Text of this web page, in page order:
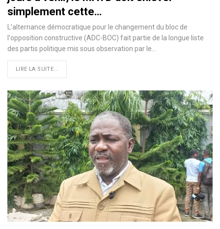
simplement cette…
L’alternance démocratique pour le changement du bloc de
l'opposition constructive (ADC-BOC) fait partie de la longue liste
des partis politique mis sous observation par le…
LIRE LA SUITE...